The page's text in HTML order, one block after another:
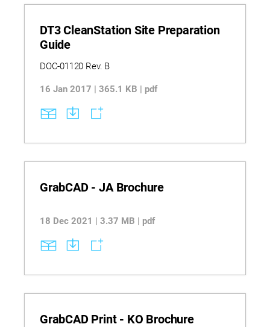
DT3 CleanStation Site Preparation
Guide
DOC-01120 Rev. B
16 Jan 2017 | 365.1 KB | pdf
GrabCAD - JA Brochure
18 Dec 2021 | 3.37 MB | pdf
GrabCAD Print - KO Brochure